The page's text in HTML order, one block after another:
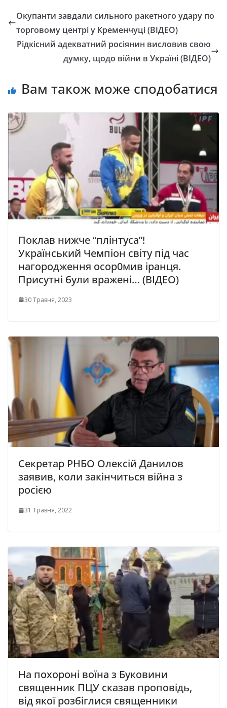
Окупанти завдали сильного ракетного удару по
торговому центрі у Кременчуці (ВІДЕО)
Рідкісний адекватний росіянин висловив свою
думку, щодо війни в Україні (ВІДЕО)
Вам також може сподобатися
Поклав нижче “плінтуса”!
Український Чемпіон світу під час
нагоpодження осор0мив іранця.
Присутні були вражені… (ВІДЕО)
30 Травня, 2023
Секретар РНБО Олексій Данилов
заявив, коли закінчиться війна з
росією
31 Травня, 2022
На похороні воїна з Буковини
священник ПЦУ сказав проповідь,
від якої розбіглися священники